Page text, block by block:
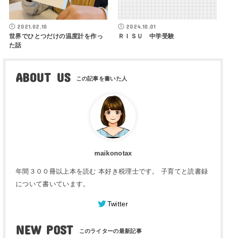
2021.02.10
世界でひとつだけの温度計を作っ
た話
2024.10.01
ＲＩＳＵ 中学受験
ABOUT US
maikonotax
年間３００冊以上本を読む 本好き税理士です。 子育てと読書録
について書いています。
Twitter
NEW POST